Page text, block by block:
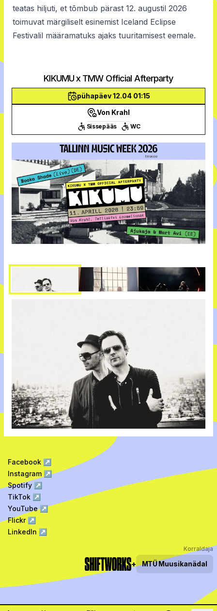
teatas hiljuti, et tõmbub pärast 12. augustil 2026
toimuvat märgiliselt esinemist Iceland Eclipse
Festivalil määramatuks ajaks tuuritamisest eemale.
KIKUMU x TMW Official Afterparty
pühapäev 12.04 01:15
Von Krahl
Sissepääs WC
Facebook ↗
Instagram ↗
Spotify ↗
TikTok ↗
YouTube↗
Flickr↗
LinkedIn ↗
Korraldaja
+ MTÜMuusikanädal